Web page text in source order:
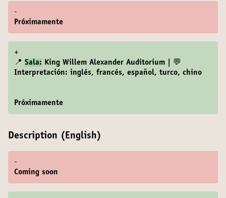
-
Próximamente
+
📍 Sala: King Willem Alexander Auditorium | 💬
Interpretación: inglés, francés, español, turco, chino
Próximamente
Description (English)
-
Coming soon